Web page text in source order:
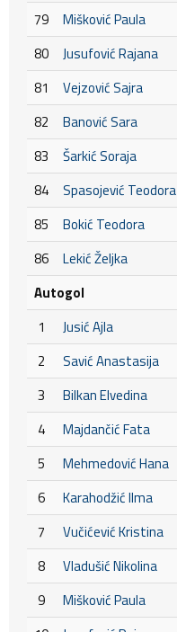
79 Mišković Paula
80
Jusufović Rajana
81
Vejzović Sajra
82
Banović Sara
83
Šarkić Soraja
84
Spasojević Teodora
85
Bokić Teodora
86
Lekić Željka
Autogol
1
Jusić Ajla
2
Savić Anastasija
3
Bilkan Elvedina
4
Majdančić Fata
5
Mehmedović Hana
6
Karahodžić Ilma
7
Vučićević Kristina
8
Vladušić Nikolina
9
Mišković Paula